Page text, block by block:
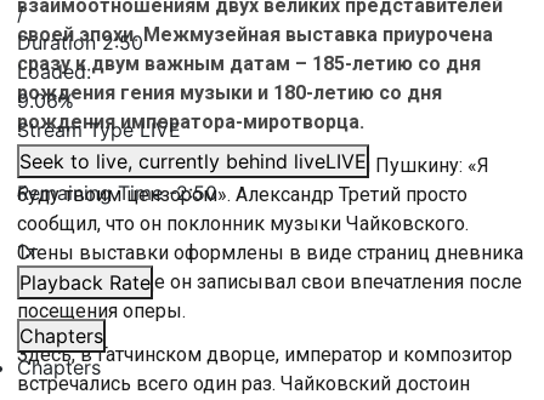
/
Duration2:50
Loaded:
9.06%
Stream TypeLIVE
Seek to live, currently behind liveLIVE
Remaining Time-2:50
1x
Playback Rate
Chapters
Chapters
взаимоотношениям двух великих представителей
своей эпохи. Межмузейная выставка приурочена
сразу к двум важным датам – 185-летию со дня
рождения гения музыки и 180-летию со дня
рождения императора-миротворца.
Известно, что Николай Первый сказал Пушкину: «Я
буду твоим цензором». Александр Третий просто
сообщил, что он поклонник музыки Чайковского.
Стены выставки оформлены в виде страниц дневника
императора, где он записывал свои впечатления после
посещения оперы.
Здесь, в Гатчинском дворце, император и композитор
встречались всего один раз. Чайковский достоин